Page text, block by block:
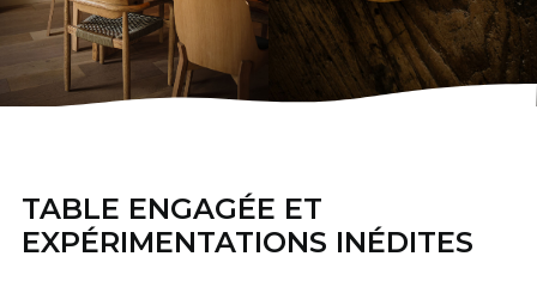
TABLE ENGAGÉE ET
EXPÉRIMENTATIONS INÉDITES